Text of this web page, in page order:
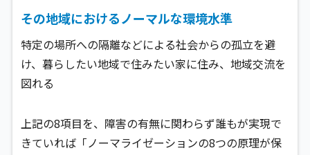
その地域におけるノーマルな環境水準
特定の場所への隔離などによる社会からの孤立を避
け、暮らしたい地域で住みたい家に住み、地域交流を
図れる
上記の8項目を、障害の有無に関わらず誰もが実現で
きていれば「ノーマライゼーションの8つの原理が保